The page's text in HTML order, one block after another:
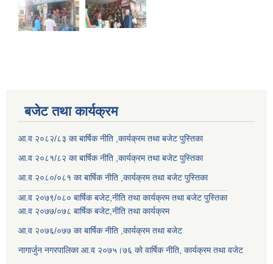
बजेट तथा कार्यक्रम
आ.व २०८२/८३ का बार्षिक नीति ,कार्यक्रम तथा बजेट पुस्तिका
आ.व २०८१/८२ का बार्षिक नीति ,कार्यक्रम तथा बजेट पुस्तिका
आ.व २०८०/०८१ का बार्षिक नीति ,कार्यक्रम तथा बजेट पुस्तिका
आ.व २०७९/०८० बार्षिक बजेट,नीति तथा कार्यक्रम तथा बजेट पुस्तिका
आ.व २०७७/०७८ बार्षिक बजेट,नीति तथा कार्यक्रम
आ.व २०७६/०७७ का बार्षिक नीति ,कार्यक्रम तथा बजेट
नागार्जुन नगरपालिका आ.व २०७५।७६ को वार्षिक नीति, कार्यक्रम तथा वजेट